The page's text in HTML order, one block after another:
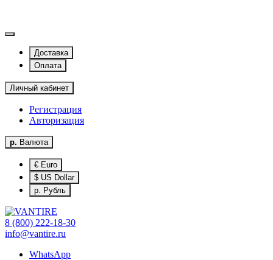
Доставка
Оплата
Личный кабинет
Регистрация
Авторизация
р. Валюта
€ Euro
$ US Dollar
р. Рубль
8 (800) 222-18-30
info@vantire.ru
WhatsApp